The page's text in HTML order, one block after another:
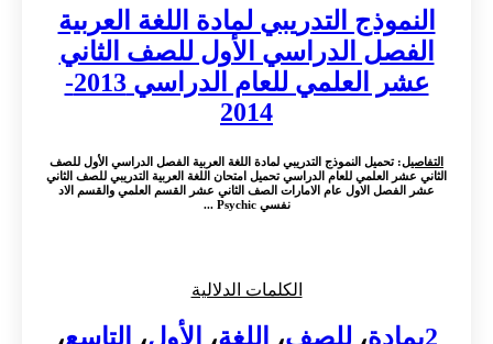
النموذج التدريبي لمادة اللغة العربية
الفصل الدراسي الأول للصف الثاني
عشر العلمي للعام الدراسي 2013-
2014
التفاصيل: تحميل النموذج التدريبي لمادة اللغة العربية الفصل الدراسي الأول للصف
الثاني عشر العلمي للعام الدراسي تحميل امتحان اللغة العربية التدريبي للصف الثاني
عشر الفصل الاول عام الامارات الصف الثاني عشر القسم العلمي والقسم الاد
نفسي Psychic ...
الكلمات الدلالية
2بمادة ، للصف، اللغة، الأول، التاسع،